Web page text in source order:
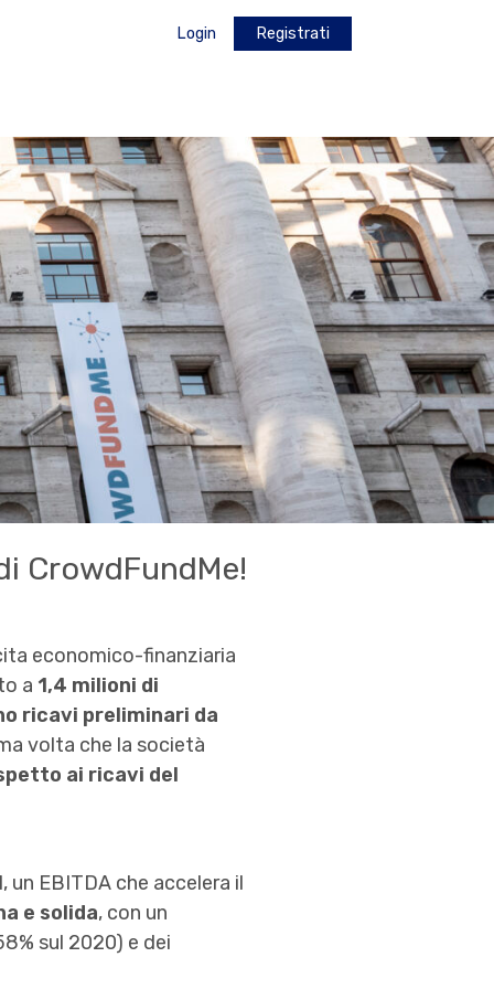
Login Registrati
CrowdFundMe!
economico-finanziaria
a 1,4 milioni di
ricavi preliminari da
volta che la società
ai ricavi del
un EBITDA che accelera il
e solida, con un
sul 2020) e dei